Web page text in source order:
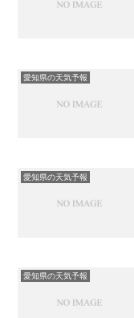
愛知県の天気予報
愛知県の天気予報
愛知県の天気予報